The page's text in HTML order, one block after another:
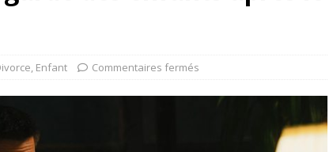
, Enfant Commentaires fermés